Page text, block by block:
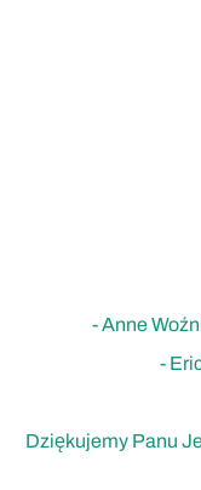
- Anne
-
Dziękujemy Panu